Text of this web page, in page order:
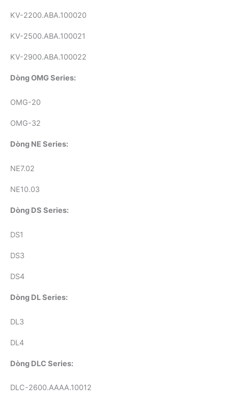
KV-2200.ABA.100020
KV-2500.ABA.100021
KV-2900.ABA.100022
Dòng OMG Series:
OMG-20
OMG-32
Dòng NE Series:
NE7.02
NE10.03
Dòng DS Series:
DS1
DS3
DS4
Dòng DL Series:
DL3
DL4
Dòng DLC Series:
DLC-2600.AAAA.10012